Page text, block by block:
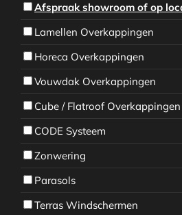
Afspraak showroom of op
Lamellen Overkappingen
Horeca Overkappingen
Vouwdak Overkappingen
Cube / Flatroof
CODE Systeem
Zonwering
Parasols
Terras Windschermen